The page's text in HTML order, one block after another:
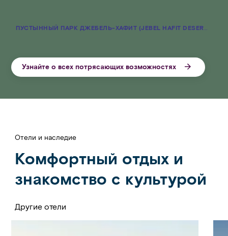
Узнайте о всех потрясающих возможностях
Отели и наследие
Комфортный отдых и
знакомство с культурой
Другие отели